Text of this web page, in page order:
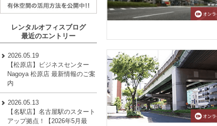
レンタルオフィスブログ
最近のエントリー
2026.05.19
【松原店】ビジネスセンター
Nagoya 松原店 最新情報のご案
内
2026.05.13
【名駅店】名古屋駅のスタート
アップ拠点！【2026年5月最